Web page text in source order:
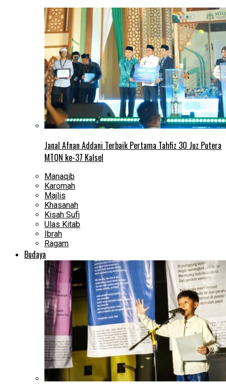
Janal Afnan Addani Terbaik Pertama Tahfiz 30 Juz Putera
MTQN ke-37 Kalsel
Manaqib
Karomah
Majlis
Khasanah
Kisah Sufi
Ulas Kitab
Ibrah
Ragam
Budaya